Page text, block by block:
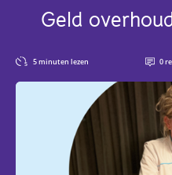
Geld
5 5minuten lezen 0